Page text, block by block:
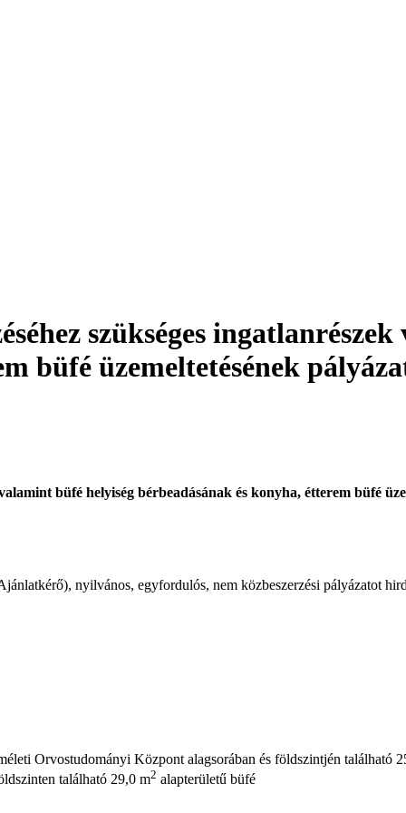
szükséges
büfé üzemeltetésének
büfé helyiség bérbeadásának és konyha, étterem büfé
nyilvános, egyfordulós, nem közbeszerzési pályázatot
Orvostudományi Központ alagsorában és földszintjén található
található 29,0 m2 alapterületű büfé